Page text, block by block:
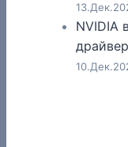
NVIDIA